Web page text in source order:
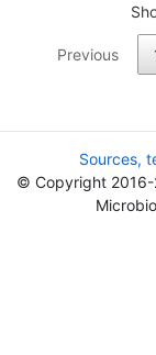
Previous
Sources,
© Copyright 2016-